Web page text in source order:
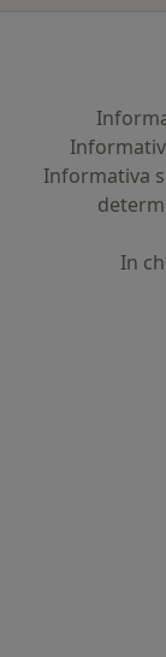
Informativa
In